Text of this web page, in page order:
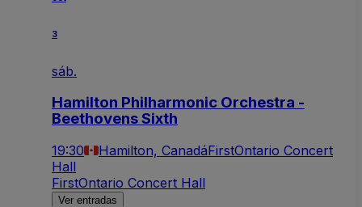
3
sáb.
Hamilton Philharmonic Orchestra -
Beethovens Sixth
19:30 Hamilton, CanadáFirstOntario Concert
Hall
FirstOntario Concert Hall
Ver entradas